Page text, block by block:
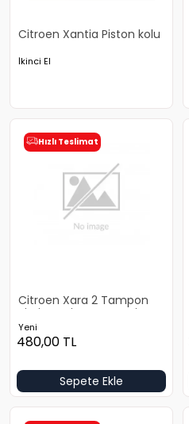
Citroen Xantia Piston kolu
İkinci El
Hızlı Teslimat
Citroen Xara 2 Tampon
Sissiz Yeni Yan Sanayi
Yeni
480,00 TL
Sepete Ekle